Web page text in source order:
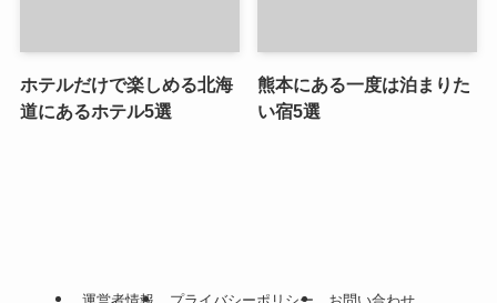
ホテルだけで楽しめる北海
道にあるホテル5選
熊本にある一度は泊まりた
い宿5選